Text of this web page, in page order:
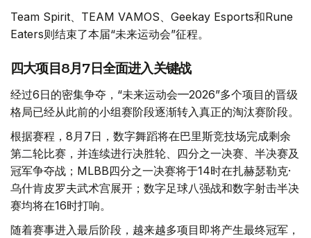
Team Spirit、TEAM VAMOS、Geekay Esports和Rune
Eaters则结束了本届“未来运动会”征程。
四大项目8月7日全面进入关键战
经过6日的密集争夺，“未来运动会—2026”多个项目的晋级
格局已经从此前的小组赛阶段逐渐转入真正的淘汰赛阶段。
根据赛程，8月7日，数字舞蹈将在巴里斯竞技场完成剩余
第二轮比赛，并连续进行决胜轮、四分之一决赛、半决赛及
冠军争夺战；MLBB四分之一决赛将于14时在扎赫瑟勒克·
乌什肯皮罗夫武术宫展开；数字足球八强战和数字射击半决
赛均将在16时打响。
随着赛事进入最后阶段，越来越多项目即将产生最终冠军，